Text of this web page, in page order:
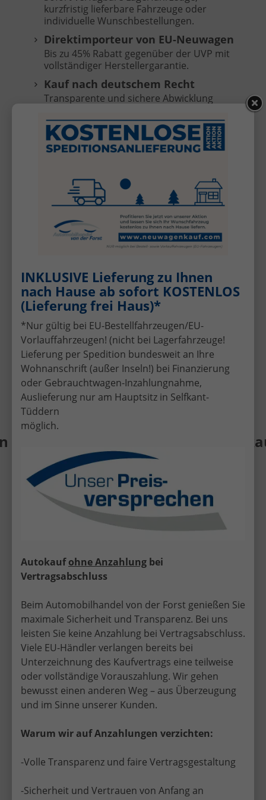
kurzfristig lieferbare Fahrzeuge oder
individuelle Wunschbestellungen.
Direktimporteur von EU-Neuwagen
Bis zu 45% Rabatt gegenüber der UVP mit
vollständiger Herstellergarantie.
Kauf nach deutschem Recht
Transparente und sichere Abwicklung
Fahrzeugübergabe.
Keine versteckten Kosten
Überführungskosten sind im Preis
Kostenlose Anlieferung
Ihr Fahrzeug direkt vor Ihre Haustür bei
Inseln, nicht für KIA Sportage/Stonic).*
Inzahlungnahme Ihres
Schnelle und faire Bewertung Ihres
aktuellen Fahrzeugs.
Attraktive Finanzierungsangebote
Individuelle Finanzierung zu günstigen
Konditionen.
Kompetente Beratung
Persönlicher Service per Telefon, E-Mail
oder vor Ort in Selfkant-Tüddern.
Gebrauchtwagen • Fahrzeug-
Sicher, seriös und persönlich – EU-
Neuwagen mit Top-Service in
Adenau
Neuwagenhandel bietet Automobilhandel von der
INKLUSIVE Lieferung zu Ihnen
nach Hause ab sofort KOSTENLOS
(Lieferung frei Haus)*
*Nur gültig bei EU-Bestellfahrzeugen/EU-
Vorlauffahrzeugen! (nicht bei Lagerfahrzeuge!
Lieferung per Spedition bundesweit an Ihre
Wohnanschrift (außer Inseln!) bei Finanzierung
oder Gebrauchtwagen-Inzahlungnahme,
Auslieferung nur am Hauptsitz in Selfkant-
Tüddern
möglich.
Autokaufohne Anzahlung bei
Vertragsabschluss
Beim Automobilhandel von der Forst genießen Sie
maximale Sicherheit und Transparenz. Bei uns
leisten Sie keine Anzahlung bei Vertragsabschluss.
Viele EU-Händler verlangen bereits bei
Unterzeichnung des Kaufvertrags eine teilweise
oder vollständige Vorauszahlung. Wir gehen
bewusst einen anderen Weg – aus Überzeugung
und im Sinne unserer Kunden.
Warum wir auf Anzahlungen verzichten:
-Volle Transparenz und faire Vertragsgestaltung
-Sicherheit und Vertrauen von Anfang an